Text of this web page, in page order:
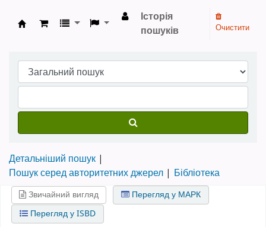
Бібліотека НТШ › Електронний каталог
Історія
пошуків
Очистити
Детальніший пошук
Пошук серед авторитетних джерел
Бібліотека
Звичайний вигляд
Перегляд у МАРК
Перегляд у ISBD